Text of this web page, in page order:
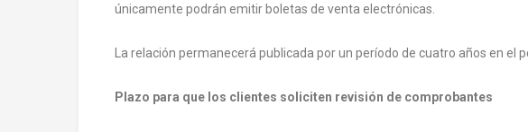
únicamente podrán emitir boletas de venta electrónicas.
La relación permanecerá publicada por un período de cuatro años en el
Plazo para que los clientes soliciten revisión de comprobantes